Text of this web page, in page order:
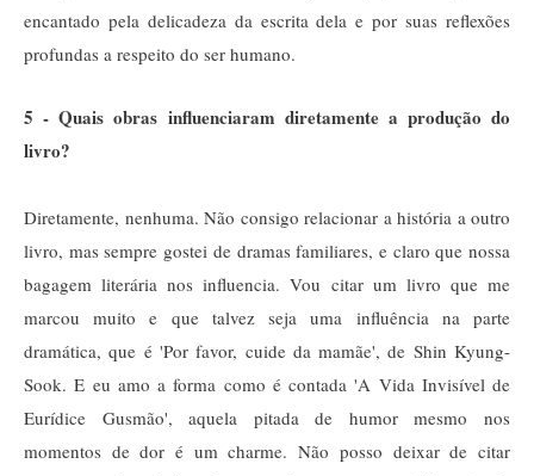
encantado pela delicadeza da escrita dela e por suas reflexões
profundas a respeito do ser humano.
5 - Quais obras influenciaram diretamente a produção do
livro?
Diretamente, nenhuma. Não consigo relacionar a história a outro
livro, mas sempre gostei de dramas familiares, e claro que nossa
bagagem literária nos influencia. Vou citar um livro que me
marcou muito e que talvez seja uma influência na parte
dramática, que é 'Por favor, cuide da mamãe', de Shin Kyung-
Sook. E eu amo a forma como é contada 'A Vida Invisível de
Eurídice Gusmão', aquela pitada de humor mesmo nos
momentos de dor é um charme. Não posso deixar de citar